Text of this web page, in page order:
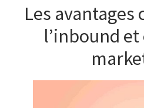
Les avantages
l’inbound